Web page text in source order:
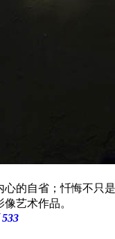
的自省；忏悔不只
艺术作品。
533